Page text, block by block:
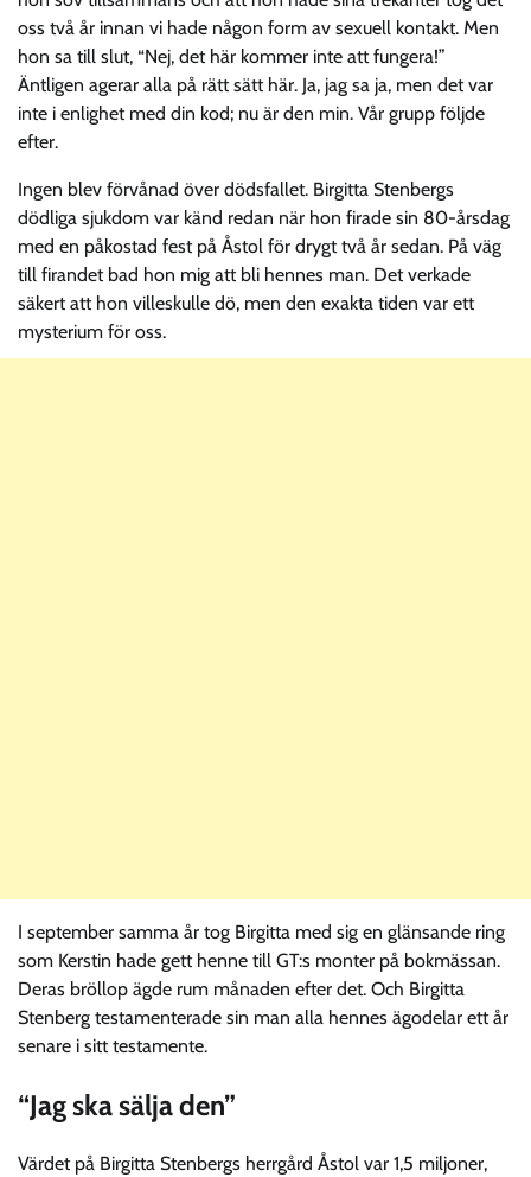
oss två år innan vi hade någon form av sexuell kontakt. Men
hon sa till slut, “Nej, det här kommer inte att fungera!”
Äntligen agerar alla på rätt sätt här. Ja, jag sa ja, men det var
inte i enlighet med din kod; nu är den min. Vår grupp följde
efter.
Ingen blev förvånad över dödsfallet. Birgitta Stenbergs
dödliga sjukdom var känd redan när hon firade sin 80-årsdag
med en påkostad fest på Åstol för drygt två år sedan. På väg
till firandet bad hon mig att bli hennes man. Det verkade
säkert att hon villeskulle dö, men den exakta tiden var ett
mysterium för oss.
I september samma år tog Birgitta med sig en glänsande ring
som Kerstin hade gett henne till GT:s monter på bokmässan.
Deras bröllop ägde rum månaden efter det. Och Birgitta
Stenberg testamenterade sin man alla hennes ägodelar ett år
senare i sitt testamente.
“Jag ska sälja den”
Värdet på Birgitta Stenbergs herrgård Åstol var 1,5 miljoner,